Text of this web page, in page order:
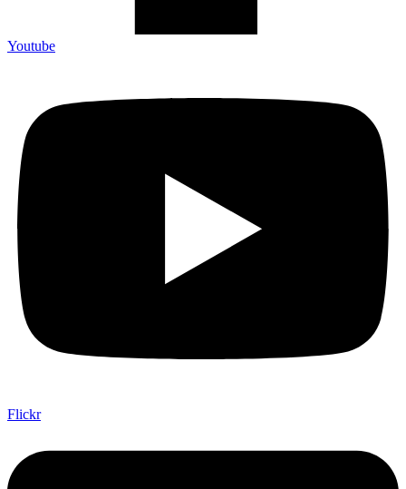
Youtube
Flickr